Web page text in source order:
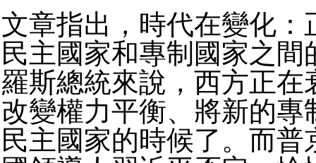
文章指出，時代在變化：
民主國家和專制國家之間
羅斯總統來說，西方正在
改變權力平衡、將新的專
民主國家的時候了。 而普